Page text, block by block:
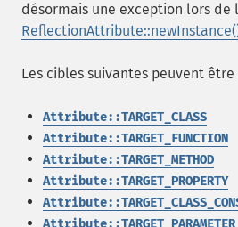
désormais une exception lors de
Les cibles suivantes peuvent être
Attribute::TARGET_CLASS
Attribute::TARGET_FUNCTION
Attribute::TARGET_METHOD
Attribute::TARGET_PROPERTY
Attribute::TARGET_PARAMETER